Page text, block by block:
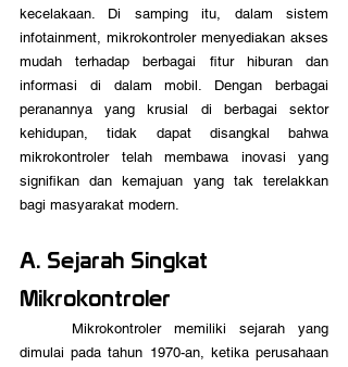
kecelakaan. Di samping itu, dalam sistem
infotainment, mikrokontroler menyediakan akses
mudah terhadap berbagai fitur hiburan dan
informasi di dalam mobil. Dengan berbagai
peranannya yang krusial di berbagai sektor
kehidupan, tidak dapat disangkal bahwa
mikrokontroler telah membawa inovasi yang
signifikan dan kemajuan yang tak terelakkan
bagi masyarakat modern.
A. Sejarah Singkat
Mikrokontroler
dimulai pada tahun 1970-an, ketika perusahaan